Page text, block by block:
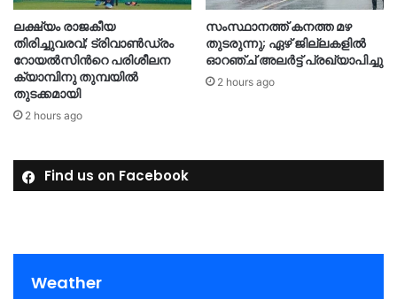
ലക്ഷ്യം രാജകീയ
തിരിച്ചുവരവ്; ട്രിവാൺഡ്രം
റോയൽസിന്‍റെ പരിശീലന
ക്യാമ്പിനു തുമ്പയില്‍
തുടക്കമായി
2 hours ago
സംസ്ഥാനത്ത് കനത്ത മഴ
തുടരുന്നു; ഏഴ് ജില്ലകളിൽ
ഓറഞ്ച് അലർട്ട് പ്രഖ്യാപിച്ചു
2 hours ago
Find us on Facebook
Weather